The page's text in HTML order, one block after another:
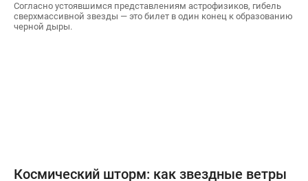
Согласно устоявшимся представлениям астрофизиков, гибель
сверхмассивной звезды — это билет в один конец к образованию
черной дыры.
Космический шторм: как звездные ветры